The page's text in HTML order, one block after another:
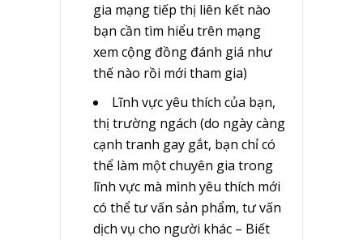
gia mạng tiếp thị liên kết nào
bạn cần tìm hiểu trên mạng
xem cộng đồng đánh giá như
thế nào rồi mới tham gia)
Lĩnh vực yêu thích của bạn,
thị trường ngách (do ngày càng
cạnh tranh gay gắt, bạn chỉ có
thể làm một chuyên gia trong
lĩnh vực mà mình yêu thích mới
có thể tư vấn sản phẩm, tư vấn
dịch vụ cho người khác – Biết